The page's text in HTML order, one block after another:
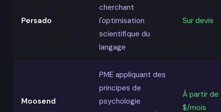
Persado
cherchant
l'optimisation
scientifique du
langage
Sur devis
Moosend
PME appliquant des
principes de
psychologie
À partir de
$/mois